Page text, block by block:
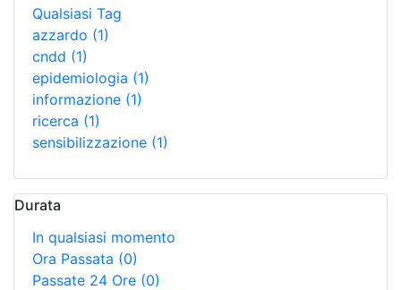
Qualsiasi Tag
azzardo (1)
cndd (1)
epidemiologia (1)
informazione (1)
ricerca (1)
sensibilizzazione (1)
Durata
In qualsiasi momento
Ora Passata (0)
Passate 24 Ore (0)